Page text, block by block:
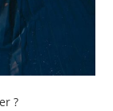
?